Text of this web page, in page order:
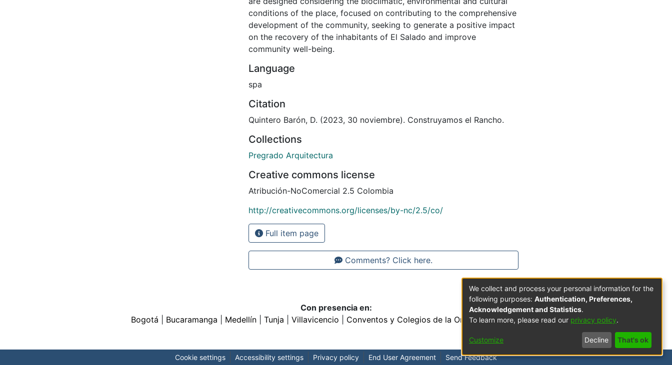
conditions of the place, focused on contributing to the comprehensive
development of the community, seeking to generate a positive impact
on the recovery of the inhabitants of El Salado and improve
community well-being.
Language
spa
Citation
Quintero Barón, D. (2023, 30 noviembre). Construyamos el Rancho.
Collections
Pregrado Arquitectura
Creative commons license
Atribución-NoComercial 2.5 Colombia
http://creativecommons.org/licenses/by-nc/2.5/co/
Full item page
Comments? Click here.
Con presencia en:
Bogotá
Bucaramanga Medellín| Tunja Villavicencio Conventos y Colegios de la Orden de Predicadores
Cookie settings Accessibility settings Privacy policy End User Agreement Send Feedback
We collect and process your personal information for the
following purposes: Authentication, Preferences,
Acknowledgement and Statistics.
To learn more, please read our privacy policy.
Customize Decline That's ok